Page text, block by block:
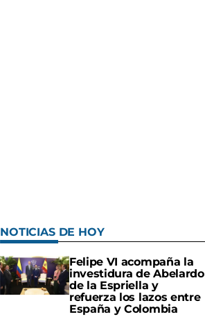
NOTICIAS DE HOY
Felipe VI acompaña la
investidura de Abelardo
de la Espriella y
refuerza los lazos entre
España y Colombia